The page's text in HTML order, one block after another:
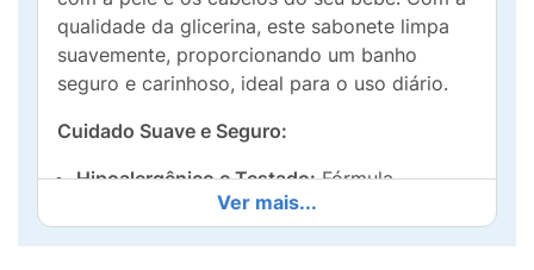
qualidade da glicerina, este sabonete limpa
suavemente, proporcionando um banho
seguro e carinhoso, ideal para o uso diário.
Cuidado Suave e Seguro:
Hipoalergênico e Testado:Fórmula
,oftalmologicamente
Ver mais...